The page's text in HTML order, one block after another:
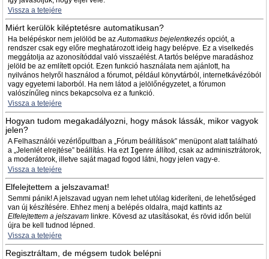
Vissza a tetejére
Miért kerülök kiléptetésre automatikusan?
Ha belépéskor nem jelölöd be azAutomatikus bejelentkezés opciót, a
rendszer csak egy előre meghatározott ideig hagy belépve. Ez a viselkedés
meggátolja az azonosítóddal való visszaélést. A tartós belépve maradáshoz
jelöld be az említett opciót. Ezen funkció használata nem ajánlott, ha
nyilvános helyről használod a fórumot, például könyvtárból, internetkávézóból
vagy egyetemi laborból. Ha nem látod a jelölőnégyzetet, a fórumon
valószínűleg nincs bekapcsolva ez a funkció.
Vissza a tetejére
Hogyan tudom megakadályozni, hogy mások lássák, mikor vagyok
jelen?
A Felhasználói vezérlőpultban a „Fórum beállítások” menüpont alatt található
a „Jelenlét elrejtése” beállítás. Ha ezt Igenre állítod, csak az adminisztrátorok,
a moderátorok, illetve saját magad fogod látni, hogy jelen vagy-e.
Vissza a tetejére
Elfelejtettem a jelszavamat!
Semmi pánik! A jelszavad ugyan nem lehet utólag kideríteni, de lehetőséged
van új készítésére. Ehhez menj a belépés oldalra, majd kattints az
Elfelejtettem a jelszavam linkre. Kövesd az utasításokat, és rövid időn belül
újra be kell tudnod lépned.
Vissza a tetejére
Regisztráltam, de mégsem tudok belépni